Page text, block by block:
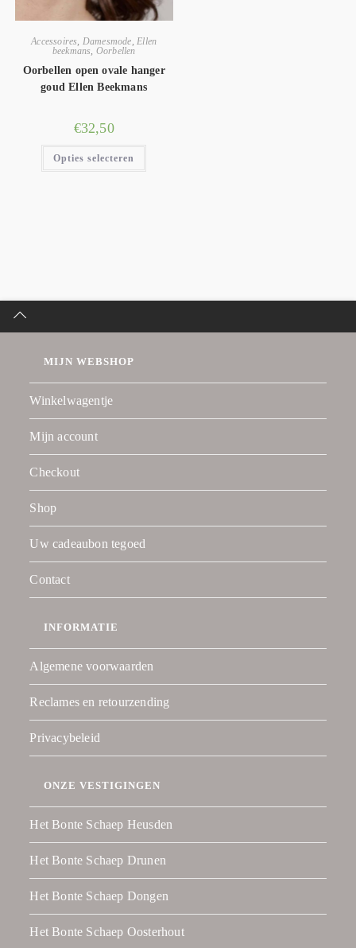
Accessoires Damesmode Ellen
beekmans Oorbellen
Oorbellen open ovale hanger
goud Ellen Beekmans
€32,50
Opties selecteren
MIJN WEBSHOP
Winkelwagentje
Mijn account
Checkout
Shop
Uw cadeaubon tegoed
Contact
INFORMATIE
Algemene voorwaarden
Reclames en retourzending
Privacybeleid
ONZE VESTIGINGEN
Het Bonte Schaep Heusden
Het Bonte Schaep Drunen
Het Bonte Schaep Dongen
Het Bonte Schaep Oosterhout